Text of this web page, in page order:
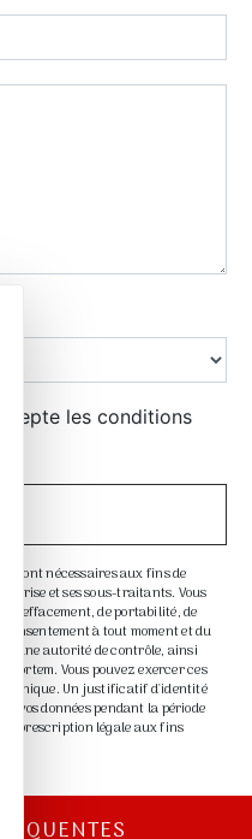
les conditions
sont nécessaires aux fins de
et ses sous-traitants. Vous
d’effacement, de portabilité, de
consentement à tout moment et du
d’une autorité de contrôle, ainsi
mortem. Vous pouvez exercer ces
Un justificatif d'identité
vos données pendant la période
de prescription légale aux fins